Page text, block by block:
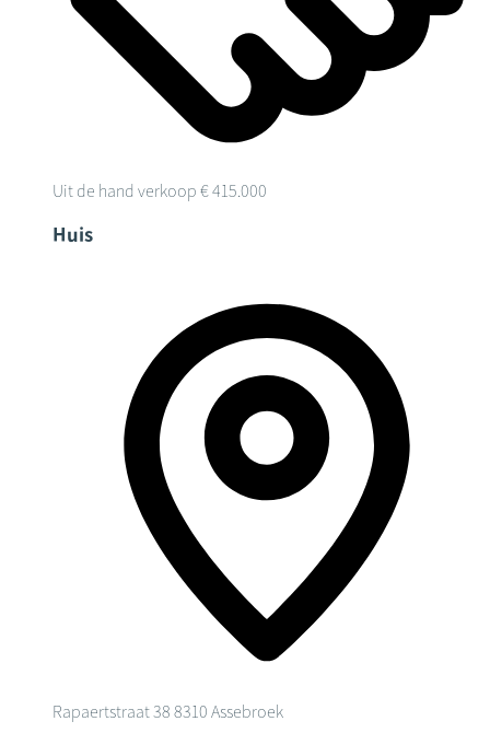
Uit de hand verkoop € 415.000
Huis
Rapaertstraat 38 8310 Assebroek